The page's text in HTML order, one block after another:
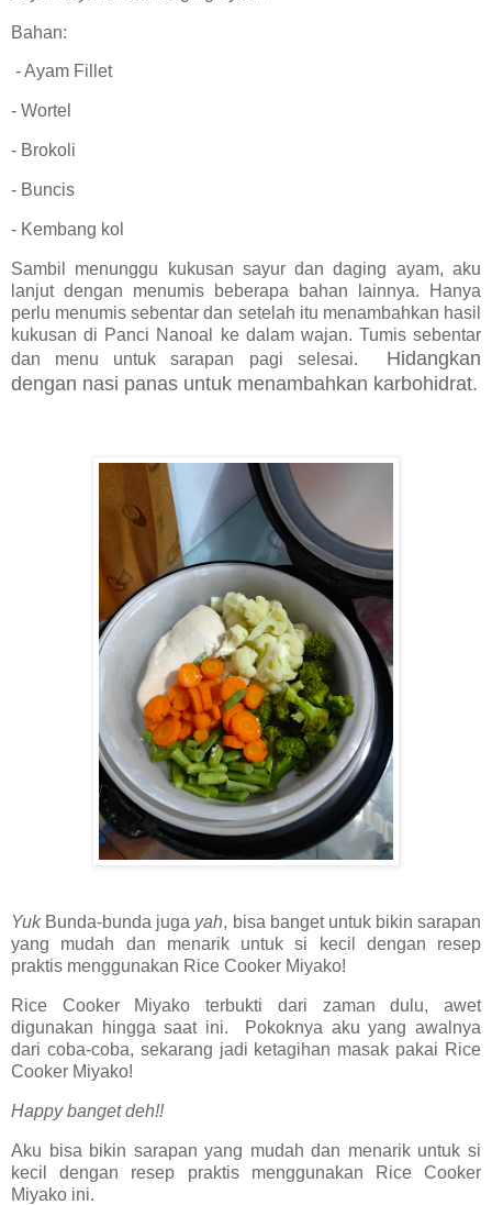
Bahan:
- Ayam Fillet
- Wortel
- Brokoli
- Buncis
- Kembang kol
Sambil menunggu kukusan sayur dan daging ayam, aku
lanjut dengan menumis beberapa bahan lainnya. Hanya
perlu menumis sebentar dan setelah itu menambahkan hasil
kukusan di Panci Nanoal ke dalam wajan. Tumis sebentar
dan menu untuk sarapan pagi selesai. Hidangkan
dengan nasi panas untuk menambahkan karbohidrat.
YukBunda-bunda juga yah, bisa banget untuk bikin sarapan
yang mudah dan menarik untuk si kecil dengan resep
praktis menggunakan Rice Cooker Miyako!
Rice Cooker Miyako terbukti dari zaman dulu, awet
digunakan hingga saat ini. Pokoknya aku yang awalnya
dari coba-coba, sekarang jadi ketagihan masak pakai Rice
Cooker Miyako!
Happy banget deh!!
Aku bisa bikin sarapan yang mudah dan menarik untuk si
kecil dengan resep praktis menggunakan Rice Cooker
Miyako ini.